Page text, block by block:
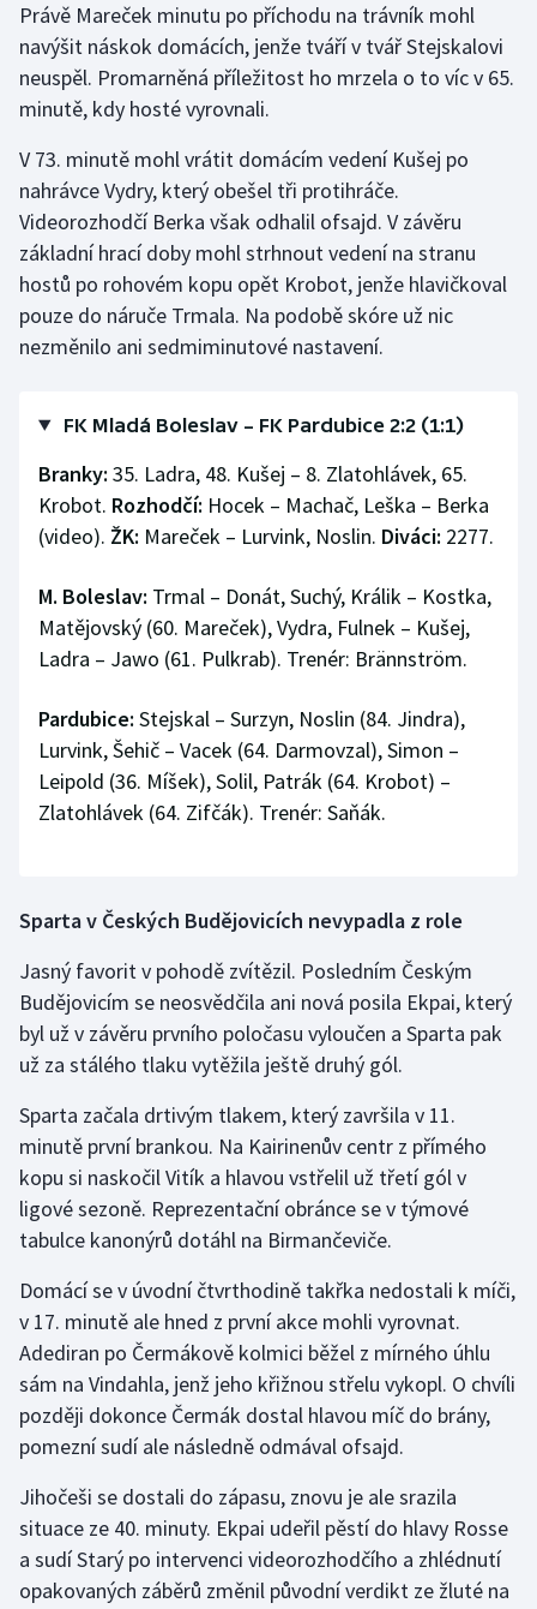
Olympijské hry
Parasport
Plavání
Plážový volejbal
Ragby
Rychlobruslení
Short track
Sportovní střelba
Stolní tenis
Triatlon
Veslování
Vodní slalom
Volejbal
Právě Mareček minutu po příchodu na trávník mohl
navýšit náskok domácích, jenže tváří v tvář Stejskalovi
neuspěl. Promarněná příležitost ho mrzela o to víc v 65.
minutě, kdy hosté vyrovnali.
V 73. minutě mohl vrátit domácím vedení Kušej po
nahrávce Vydry, který obešel tři protihráče.
Videorozhodčí Berka však odhalil ofsajd. V závěru
základní hrací doby mohl strhnout vedení na stranu
hostů po rohovém kopu opět Krobot, jenže hlavičkoval
pouze do náruče Trmala. Na podobě skóre už nic
nezměnilo ani sedmiminutové nastavení.
FK Mladá Boleslav – FK Pardubice 2:2 (1:1)
Branky: 35. Ladra, 48. Kušej – 8. Zlatohlávek, 65.
Krobot. Rozhodčí: Hocek – Machač, Leška – Berka
(video). ŽK: Mareček – Lurvink, Noslin. Diváci: 2277.
M. Boleslav: Trmal – Donát, Suchý, Králik – Kostka,
Matějovský (60. Mareček), Vydra, Fulnek – Kušej,
Ladra – Jawo (61. Pulkrab). Trenér: Brännström.
Pardubice: Stejskal – Surzyn, Noslin (84. Jindra),
Lurvink, Šehič – Vacek (64. Darmovzal), Simon –
Leipold (36. Míšek), Solil, Patrák (64. Krobot) –
Zlatohlávek (64. Zifčák). Trenér: Saňák.
Sparta v Českých Budějovicích nevypadla z role
Jasný favorit v pohodě zvítězil. Posledním Českým
Budějovicím se neosvědčila ani nová posila Ekpai, který
byl už v závěru prvního poločasu vyloučen a Sparta pak
už za stálého tlaku vytěžila ještě druhý gól.
Sparta začala drtivým tlakem, který završila v 11.
minutě první brankou. Na Kairinenův centr z přímého
kopu si naskočil Vitík a hlavou vstřelil už třetí gól v
ligové sezoně. Reprezentační obránce se v týmové
tabulce kanonýrů dotáhl na Birmančeviče.
Domácí se v úvodní čtvrthodině takřka nedostali k míči,
v 17. minutě ale hned z první akce mohli vyrovnat.
Adediran po Čermákově kolmici běžel z mírného úhlu
sám na Vindahla, jenž jeho křižnou střelu vykopl. O chvíli
později dokonce Čermák dostal hlavou míč do brány,
pomezní sudí ale následně odmával ofsajd.
Jihočeši se dostali do zápasu, znovu je ale srazila
situace ze 40. minuty. Ekpai udeřil pěstí do hlavy Rosse
a sudí Starý po intervenci videorozhodčího a zhlédnutí
opakovaných záběrů změnil původní verdikt ze žluté na